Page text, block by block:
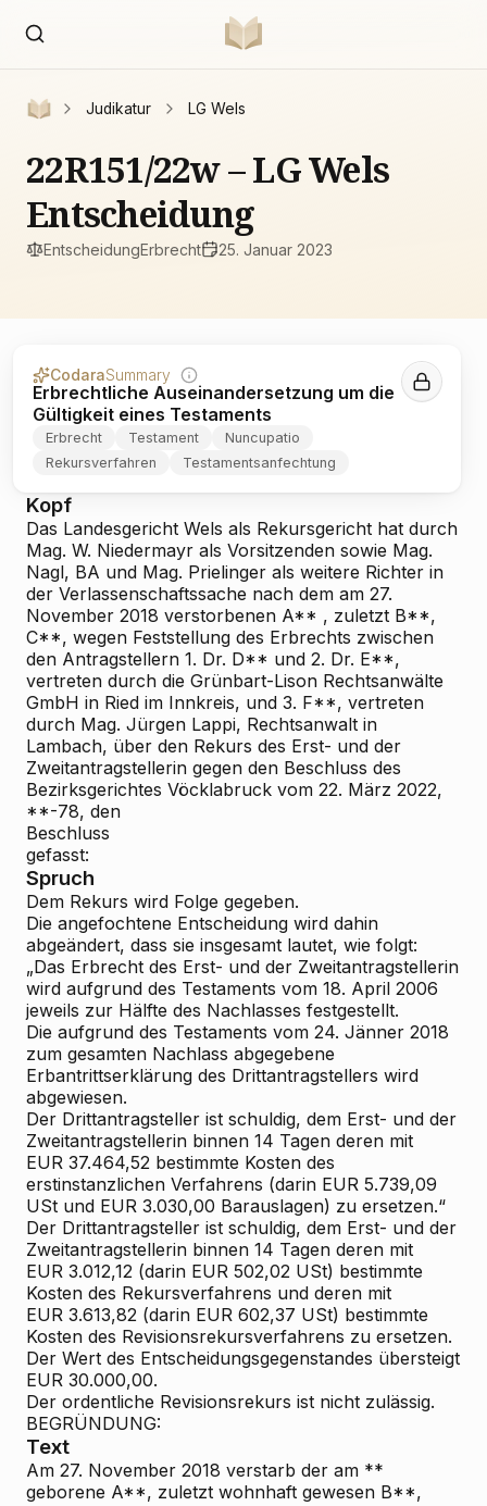
Judikatur LG Wels
22R151/22w – LG Wels
Entscheidung
EntscheidungErbrecht 25. Januar 2023
CodaraSummary
Erbrechtliche Auseinandersetzung um die
Gültigkeit eines Testaments
Erbrecht Testament
Nuncupatio
Rekursverfahren
Testamentsanfechtung
Kopf
Das Landesgericht Wels als Rekursgericht hat durch
Mag. W. Niedermayr als Vorsitzenden sowie Mag.
Nagl, BA und Mag. Prielinger als weitere Richter in
der Verlassenschaftssache nach dem am 27.
November 2018 verstorbenen A** , zuletzt B**,
C**, wegen Feststellung des Erbrechts zwischen
den Antragstellern 1. Dr. D** und 2. Dr. E**,
vertreten durch die Grünbart-Lison Rechtsanwälte
GmbH in Ried im Innkreis, und 3. F**, vertreten
durch Mag. Jürgen Lappi, Rechtsanwalt in
Lambach, über den Rekurs des Erst- und der
Zweitantragstellerin gegen den Beschluss des
Bezirksgerichtes Vöcklabruck vom 22. März 2022,
**-78, den
Beschluss
gefasst:
Spruch
Dem Rekurs wird Folge gegeben.
Die angefochtene Entscheidung wird dahin
abgeändert, dass sie insgesamt lautet, wie folgt:
„Das Erbrecht des Erst- und der Zweitantragstellerin
wird aufgrund des Testaments vom 18. April 2006
jeweils zur Hälfte des Nachlasses festgestellt.
Die aufgrund des Testaments vom 24. Jänner 2018
zum gesamten Nachlass abgegebene
Erbantrittserklärung des Drittantragstellers wird
abgewiesen.
Der Drittantragsteller ist schuldig, dem Erst- und der
Zweitantragstellerin binnen 14 Tagen deren mit
EUR 37.464,52 bestimmte Kosten des
erstinstanzlichen Verfahrens (darin EUR 5.739,09
USt und EUR 3.030,00 Barauslagen) zu ersetzen.“
Der Drittantragsteller ist schuldig, dem Erst- und der
Zweitantragstellerin binnen 14 Tagen deren mit
EUR 3.012,12 (darin EUR 502,02 USt) bestimmte
Kosten des Rekursverfahrens und deren mit
EUR 3.613,82 (darin EUR 602,37 USt) bestimmte
Kosten des Revisionsrekursverfahrens zu ersetzen.
Der Wert des Entscheidungsgegenstandes übersteigt
EUR 30.000,00.
Der ordentliche Revisionsrekurs ist nicht zulässig.
BEGRÜNDUNG:
Text
Am 27. November 2018 verstarb der am **
geborene A**, zuletzt wohnhaft gewesen B**,